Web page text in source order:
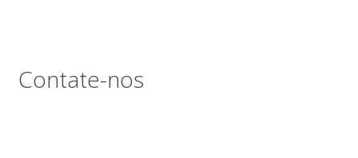
Contate-nos